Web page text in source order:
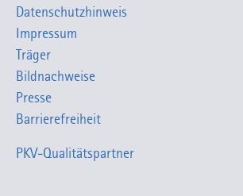
Datenschutzhinweis
Impressum
Träger
Bildnachweise
Presse
Barrierefreiheit
PKV-Qualitätspartner